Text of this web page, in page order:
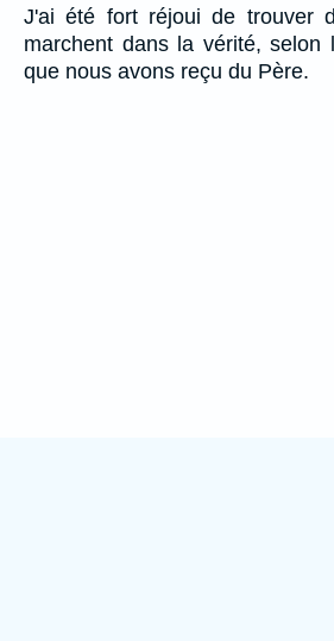
J'ai été fort réjoui de trouver
marchent dans la vérité, selon
que nous avons reçu du Père.